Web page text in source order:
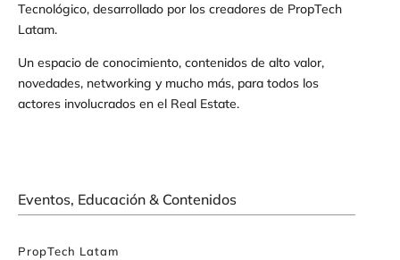
Tecnológico, desarrollado por los creadores de PropTech
Latam.
Un espacio de conocimiento, contenidos de alto valor,
novedades, networking y mucho más, para todos los
actores involucrados en el Real Estate.
Eventos, Educación & Contenidos
PropTech Latam